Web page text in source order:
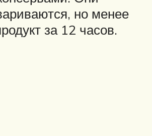
но менее
за 12 часов.